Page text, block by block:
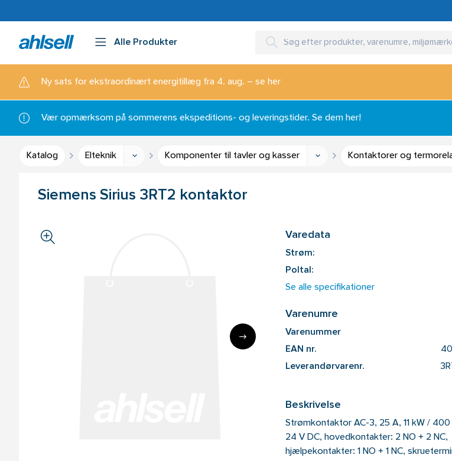
Alle Produkter
Ny sats for ekstraordinært energitillæg fra 4. aug. – se her
Vær opmærksom på sommerens ekspeditions- og leveringstider. Se dem her!
Katalog Elteknik Komponenter til tavler og kasser Kontaktorer og
Siemens Sirius 3RT2 kontaktor
Varedata
Strøm:
Poltal:
Se alle specifikationer
Varenumre
Varenummer
EAN nr.
Leverandørvarenr.
Beskrivelse
Strømkontaktor AC-3, 25 A, 11 kW /
24 V DC, hovedkontakter: 2 NO + 2 NC,
hjælpekontakter: 1 NO + 1 NC,